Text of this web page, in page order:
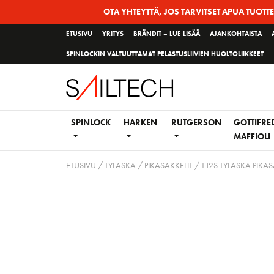
OTA YHTEYTTÄ, JOS TARVITSET APUA
ETUSIVU YRITYS BRÄNDIT – LUE LISÄÄ AJANKOHTAISTA
SPINLOCKIN VALTUUTTAMAT PELASTUSLIIVIEN HUOLTOLIIKKEET
SPINLOCK HARKEN RUTGERSON
MAFFIOLI
ETUSIVU /TYLASKA/ PIKASAKKELIT/ T12S TYLASKA